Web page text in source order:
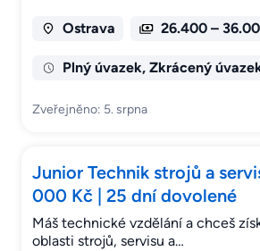
Ostrava 26.400 –
Plný úvazek, Zkrácený
Zveřejněno: 5. srpna
Junior Technik strojů a
000 Kč | 25 dní dovolené
Máš technické vzdělání a chceš
oblasti strojů, servisu a…